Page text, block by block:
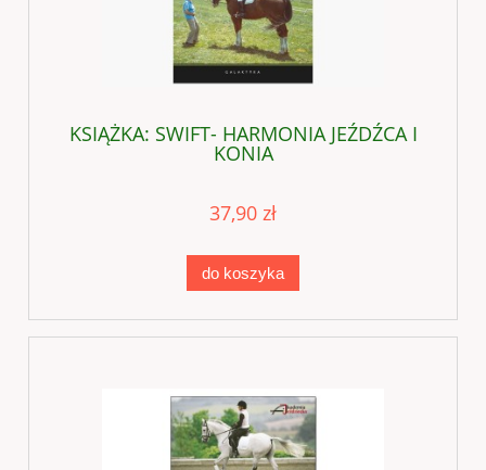
KSIĄŻKA: SWIFT- HARMONIA JEŹDŹCA I
KONIA
37,90 zł
do koszyka